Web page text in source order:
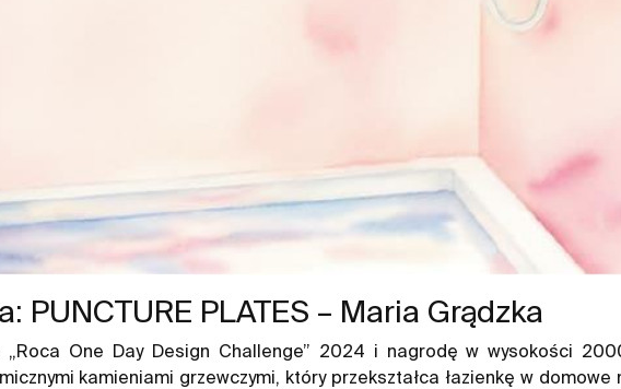
PUNCTURE PLATES – Maria Grądzka
One Day Design Challenge” 2024 i nagrodę w wysokości
kamieniami grzewczymi, który przekształca łazienkę w